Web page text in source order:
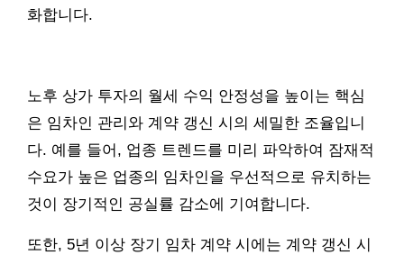
화합니다.
노후 상가 투자의 월세 수익 안정성을 높이는 핵심
은 임차인 관리와 계약 갱신 시의 세밀한 조율입니
다. 예를 들어, 업종 트렌드를 미리 파악하여 잠재적
수요가 높은 업종의 임차인을 우선적으로 유치하는
것이 장기적인 공실률 감소에 기여합니다.
또한, 5년 이상 장기 임차 계약 시에는 계약 갱신 시